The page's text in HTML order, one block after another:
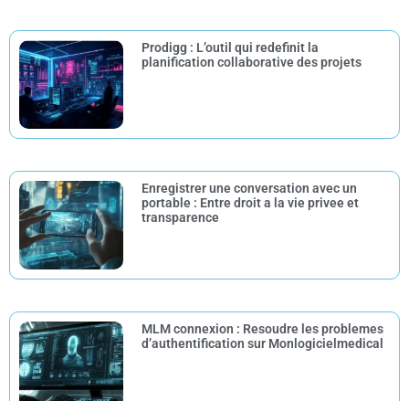
Prodigg : L’outil qui redefinit la
planification collaborative des projets
Enregistrer une conversation avec un
portable : Entre droit a la vie privee et
transparence
MLM connexion : Resoudre les problemes
d’authentification sur Monlogicielmedical